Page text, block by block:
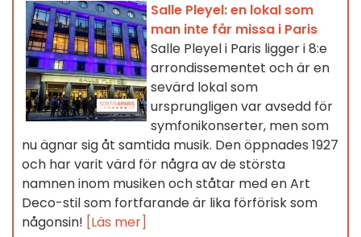
Salle Pleyel: en lokal som
man inte får missa i Paris
Salle Pleyel i Paris ligger i 8:e
arrondissementet och är en
sevärd lokal som
ursprungligen var avsedd för
symfonikonserter, men som
nu ägnar sig åt samtida musik. Den öppnades 1927
och har varit värd för några av de största
namnen inom musiken och ståtar med en Art
Deco-stil som fortfarande är lika förförisk som
någonsin! [Läs mer]